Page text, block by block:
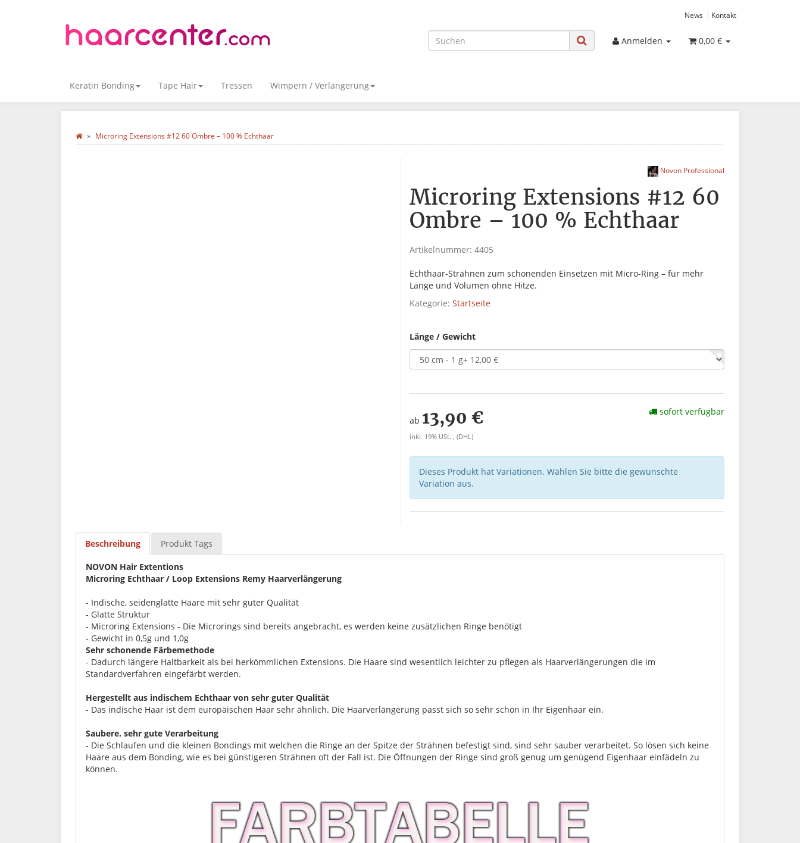
News Kontakt
Anmelden 0,00 €
Keratin Bonding Tape Hair Tressen Wimpern / Verlängerung
Microring Extensions #12 60 Ombre – 100 % Echthaar
Novon Professional
Microring Extensions #12 60
Ombre – 100 % Echthaar
Artikelnummer: 4405
Echthaar-Strähnen zum schonenden Einsetzen mit Micro-Ring – für mehr
Länge und Volumen ohne Hitze.
Kategorie: Startseite
Länge / Gewicht
ab 13,90 €
inkl. 19% USt. , (DHL)
sofort verfügbar
Dieses Produkt hat Variationen. Wählen Sie bitte die gewünschte
Variation aus.
Beschreibung Produkt Tags
NOVON Hair Extentions
Microring Echthaar / Loop Extensions Remy Haarverlängerung
- Indische, seidenglatte Haare mit sehr guter Qualität
- Glatte Struktur
- Microring Extensions - Die Microrings sind bereits angebracht, es werden keine zusätzlichen Ringe benötigt
- Gewicht in 0,5g und 1,0g
Sehr schonende Färbemethode
- Dadurch längere Haltbarkeit als bei herkömmlichen Extensions. Die Haare sind wesentlich leichter zu pflegen als Haarverlängerungen die im
Standardverfahren eingefärbt werden.
Hergestellt aus indischem Echthaar von sehr guter Qualität
- Das indische Haar ist dem europäischen Haar sehr ähnlich. Die Haarverlängerung passt sich so sehr schön in Ihr Eigenhaar ein.
Saubere. sehr gute Verarbeitung
- Die Schlaufen und die kleinen Bondings mit welchen die Ringe an der Spitze der Strähnen befestigt sind, sind sehr sauber verarbeitet. So lösen sich keine
Haare aus dem Bonding, wie es bei günstigeren Strähnen oft der Fall ist. Die Öffnungen der Ringe sind groß genug um genügend Eigenhaar einfädeln zu
können.